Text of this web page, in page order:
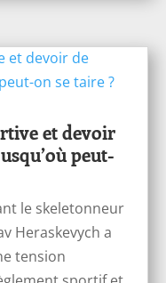
et devoir
peut-
le skeletonneur
Heraskevych a
tension